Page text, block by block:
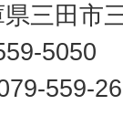
三田市
5050
559-